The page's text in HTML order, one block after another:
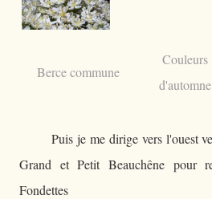
Berce commune
Couleurs
d'automne
Puis je me dirige vers l'ouest
Grand et Petit Beauchêne pour
Fondettes